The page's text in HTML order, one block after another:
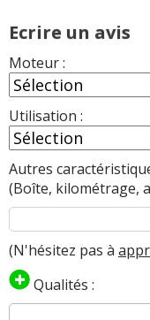
Ecrire un avis
Moteur :
Utilisation :
Autres
(Boîte, kilométrage,
(N'hésitez pas à
Qualités :